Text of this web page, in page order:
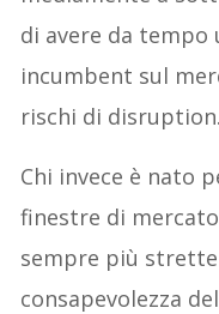
di avere da tempo
incumbent sul
rischi di disruption.
Chi invece è nato
finestre di
sempre più strette
consapevolezza